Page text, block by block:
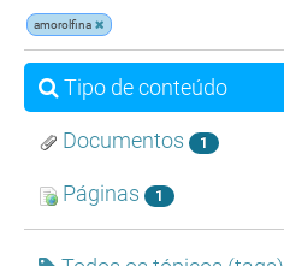
amorolfina
Tipo de conteúdo
Documentos 1
Páginas 1